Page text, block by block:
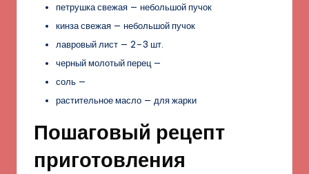
петрушка свежая — небольшой пучок
кинза свежая — небольшой пучок
лавровый лист — 2–3 шт.
черный молотый перец —
соль —
растительное масло — для жарки
Пошаговый рецепт
приготовления